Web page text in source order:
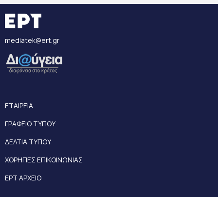
mediatek@ert.gr
ΕΤΑΙΡΕΙΑ
ΓΡΑΦΕΙΟ ΤΥΠΟΥ
ΔΕΛΤΙΑ ΤΥΠΟΥ
ΧΟΡΗΓΙΕΣ ΕΠΙΚΟΙΝΩΝΙΑΣ
ΕΡΤ ΑΡΧΕΙΟ